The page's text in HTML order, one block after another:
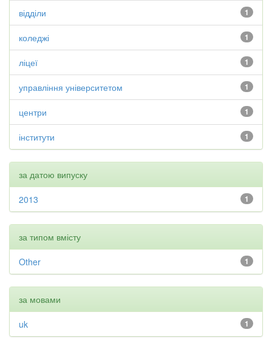
1
відділи
1
коледжі
1
ліцеї
1
управління університетом
1
центри
1
інститути
за датою випуску
1
2013
за типом вмісту
1
Other
за мовами
1
uk